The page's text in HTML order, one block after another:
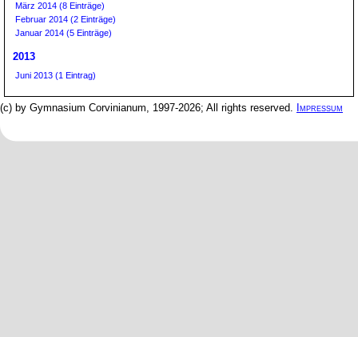
März 2014 (8 Einträge)
Februar 2014 (2 Einträge)
Januar 2014 (5 Einträge)
2013
Juni 2013 (1 Eintrag)
(c) by Gymnasium Corvinianum, 1997-2026; All rights reserved. Impressum